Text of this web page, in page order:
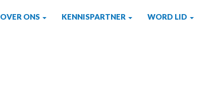
OVER ONS KENNISPARTNER WORD LID